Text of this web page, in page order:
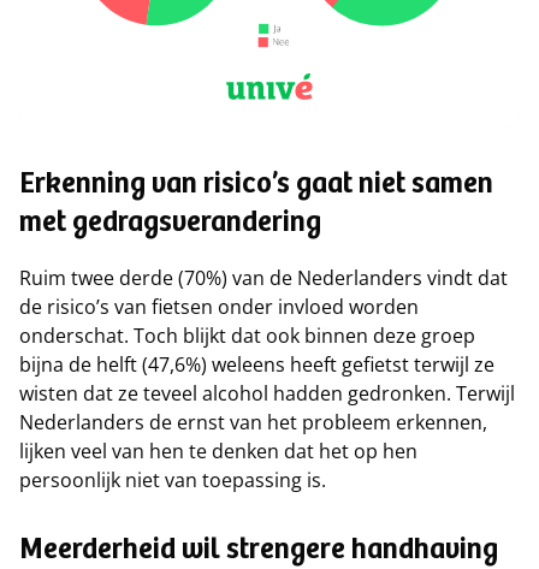
Erkenning van risico’s gaat niet samen
met gedragsverandering
Ruim twee derde (70%) van de Nederlanders vindt dat
de risico’s van fietsen onder invloed worden
onderschat. Toch blijkt dat ook binnen deze groep
bijna de helft (47,6%) weleens heeft gefietst terwijl ze
wisten dat ze teveel alcohol hadden gedronken. Terwijl
Nederlanders de ernst van het probleem erkennen,
lijken veel van hen te denken dat het op hen
persoonlijk niet van toepassing is.
Meerderheid wil strengere handhaving